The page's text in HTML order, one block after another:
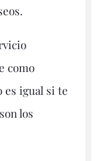
como
es igual si te
los